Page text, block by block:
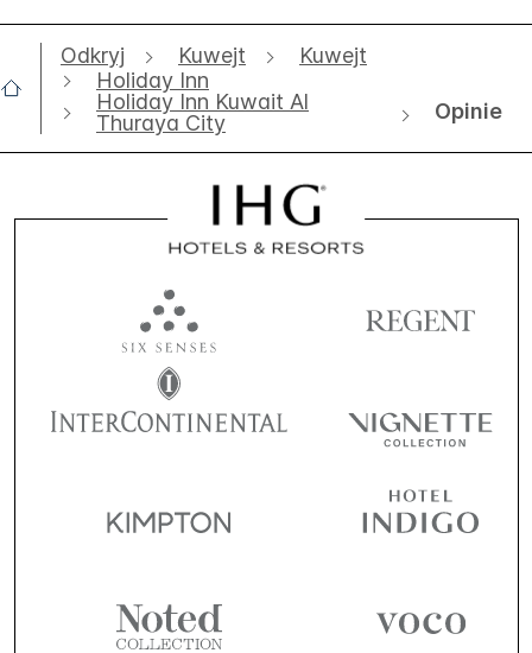
Odkryj Kuwejt
Kuwejt
Holiday Inn
Holiday Inn Kuwait Al
Thuraya City
Opinie